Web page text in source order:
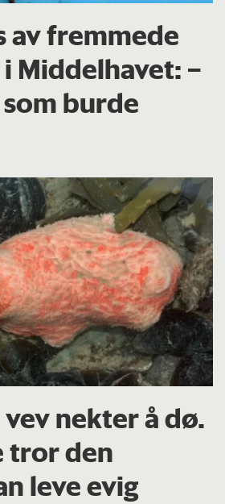
av fremmede
Middelhavet: –
burde
nekter å dø.
tror den
leve evig